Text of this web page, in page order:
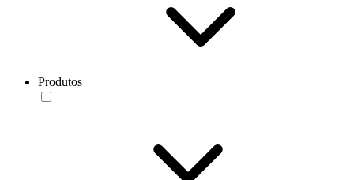
Produtos